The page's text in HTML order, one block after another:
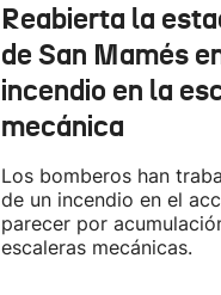
Reabierta la
de San Mamés
incendio en la
mecánica
Los bomberos han
de un incendio en el
parecer por
escaleras mecánicas.